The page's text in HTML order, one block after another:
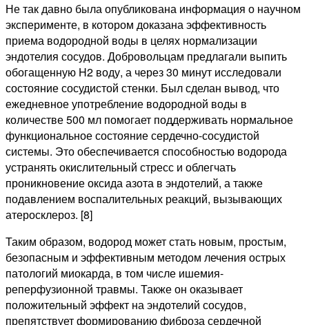
Не так давно была опубликована информация о научном
эксперименте, в котором доказана эффективность
приема водородной воды в целях нормализации
эндотелия сосудов. Добровольцам предлагали выпить
обогащенную H2 воду, а через 30 минут исследовали
состояние сосудистой стенки. Был сделан вывод, что
ежедневное употребление водородной воды в
количестве 500 мл помогает поддерживать нормальное
функциональное состояние сердечно-сосудистой
системы. Это обеспечивается способностью водорода
устранять окислительный стресс и облегчать
проникновение оксида азота в эндотелий, а также
подавлением воспалительных реакций, вызывающих
атеросклероз. [8]
Таким образом, водород может стать новым, простым,
безопасным и эффективным методом лечения острых
патологий миокарда, в том числе ишемия-
реперфузионной травмы. Также он оказывает
положительный эффект на эндотелий сосудов,
препятствует формированию фиброза сердечной